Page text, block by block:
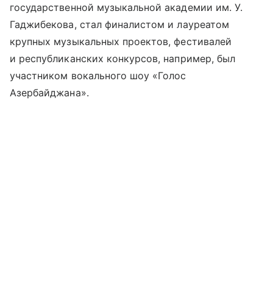
государственной музыкальной академии им. У.
Гаджибекова, стал финалистом и лауреатом
крупных музыкальных проектов, фестивалей
и республиканских конкурсов, например, был
участником вокального шоу «Голос
Азербайджана».